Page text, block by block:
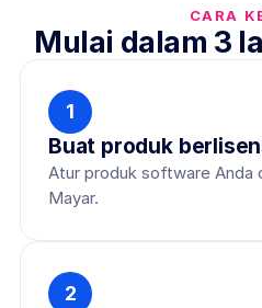
CARA
Mulai dalam 3
1
Buat produk
Atur produk software Anda
Mayar.
2